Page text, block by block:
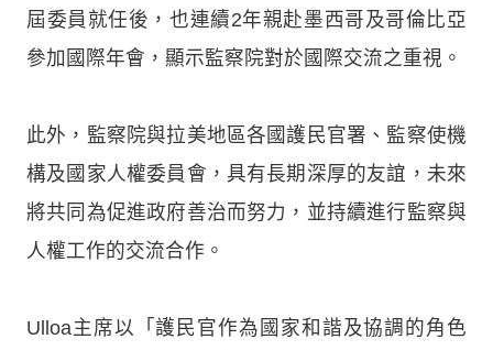
屆委員就任後，也連續2年親赴墨西哥及哥倫比亞
參加國際年會，顯示監察院對於國際交流之重視。
此外，監察院與拉美地區各國護民官署、監察使機
構及國家人權委員會，具有長期深厚的友誼，未來
將共同為促進政府善治而努力，並持續進行監察與
人權工作的交流合作。
Ulloa主席以「護民官作為國家和諧及協調的角色